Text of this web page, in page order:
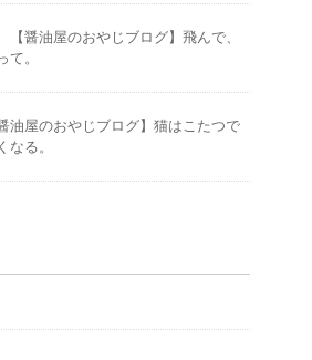
醤油屋のおやじブログ】飛んで、
て。
醤油屋のおやじブログ】猫はこたつで
なる。